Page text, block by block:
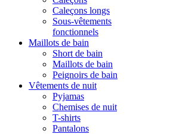
Caleçons longs
Sous-vêtements
fonctionnels
Maillots de bain
Short de bain
Maillots de bain
Peignoirs de bain
Vêtements de nuit
Pyjamas
Chemises de nuit
T-shirts
Pantalons